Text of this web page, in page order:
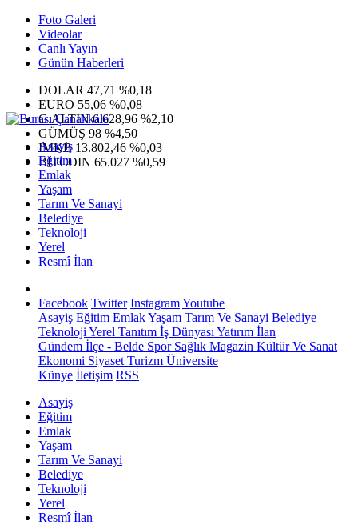
Foto Galeri
Videolar
Canlı Yayın
Günün Haberleri
DOLAR 47,71 %0,18
EURO 55,06 %0,08
G.ALTIN6.628,96 %2,10
GÜMÜŞ 98 %4,50
IMKB 13.802,46 %0,03
BITCOIN 65.027 %0,59
Asayiş
Eğitim
Emlak
Yaşam
Tarım Ve Sanayi
Belediye
Teknoloji
Yerel
Resmî İlan
Facebook Twitter InstagramYoutube
Asayiş Eğitim EmlakYaşam Tarım Ve Sanayi Belediye
Teknoloji Yerel Tanıtım İş Dünyası Yatırım İlan
Gündem İlçe - Belde SporSağlık Magazin Kültür Ve Sanat
Ekonomi Siyaset Turizm Üniversite
Künye İletişim RSS
Asayiş
Eğitim
Emlak
Yaşam
Tarım Ve Sanayi
Belediye
Teknoloji
Yerel
Resmî İlan